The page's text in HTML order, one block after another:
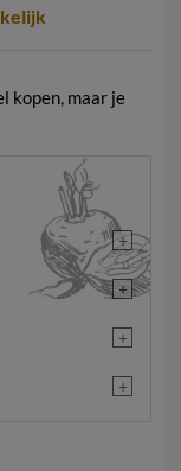
kopen, maar je
+
+
+
+